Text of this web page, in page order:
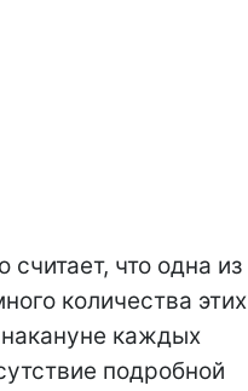
что одна из
количества этих
каждых
подробной